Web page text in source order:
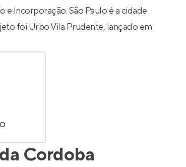
Incorporação. São Paulo é a cidade
foi Urbo Vila Prudente, lançado em
Cordoba